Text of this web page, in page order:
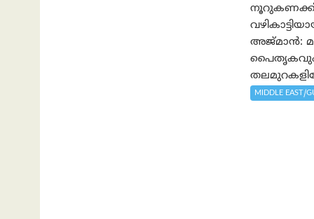
അജ്മാൻ:
പൈതൃകവും
MIDDLE EAST/